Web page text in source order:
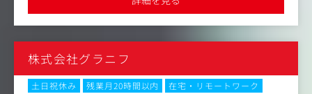
商材理解・ユーザー理解の深化
戦略と実行を繋ぐ意思決定者
チーム成果を最大化するプレイングマネージャー
勝ちパターンを生み出す中核プレイヤー
株式会社グラニフ
土日祝休み 残業月20時間以内
在宅・リモートワーク